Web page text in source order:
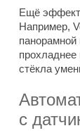
Ещё
Например,
стёкла
с